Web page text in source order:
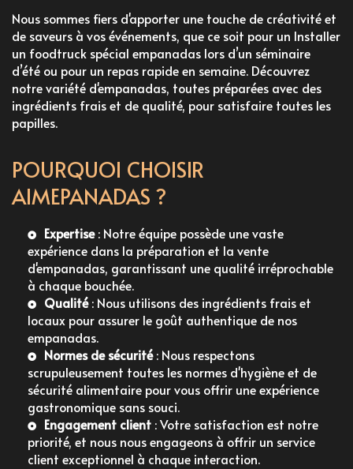
Nous sommes fiers d'apporter une touche de créativité et
de saveurs à vos événements, que ce soit pour un Installer
un foodtruck spécial empanadas lors d’un séminaire
d’été ou pour un repas rapide en semaine. Découvrez
notre variété d'empanadas, toutes préparées avec des
ingrédients frais et de qualité, pour satisfaire toutes les
papilles.
POURQUOI CHOISIR
AIMEPANADAS ?
Expertise: Notre équipe possède une vaste
expérience dans la préparation et la vente
d'empanadas, garantissant une qualité irréprochable
à chaque bouchée.
Qualité: Nous utilisons des ingrédients frais et
locaux pour assurer le goût authentique de nos
empanadas.
Normes de sécurité: Nous respectons
scrupuleusement toutes les normes d'hygiène et de
sécurité alimentaire pour vous offrir une expérience
gastronomique sans souci.
Engagement client : Votre satisfaction est notre
priorité, et nous nous engageons à offrir un service
client exceptionnel à chaque interaction.